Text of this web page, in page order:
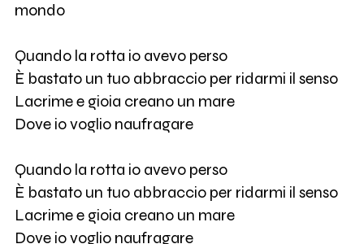
mondo
Quando la rotta io avevo perso
È bastato un tuo abbraccio per ridarmi il senso
Lacrime e gioia creano un mare
Dove io voglio naufragare
Quando la rotta io avevo perso
È bastato un tuo abbraccio per ridarmi il senso
Lacrime e gioia creano un mare
Dove io voglio naufragare